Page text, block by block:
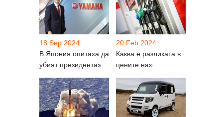
18 Sep 2024
В Япония опитаха да
убият президента»
20 Feb 2024
Каква е разликата в
цените на»